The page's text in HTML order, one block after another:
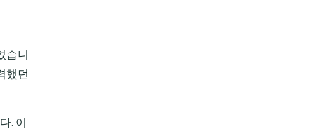
습니
했던
. 이